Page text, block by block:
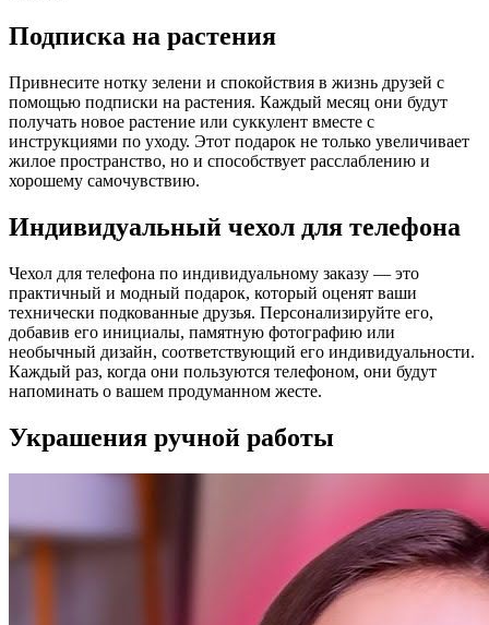
Подписка на растения
Привнесите нотку зелени и спокойствия в жизнь друзей с
помощью подписки на растения. Каждый месяц они будут
получать новое растение или суккулент вместе с
инструкциями по уходу. Этот подарок не только увеличивает
жилое пространство, но и способствует расслаблению и
хорошему самочувствию.
Индивидуальный чехол для телефона
Чехол для телефона по индивидуальному заказу — это
практичный и модный подарок, который оценят ваши
технически подкованные друзья. Персонализируйте его,
добавив его инициалы, памятную фотографию или
необычный дизайн, соответствующий его индивидуальности.
Каждый раз, когда они пользуются телефоном, они будут
напоминать о вашем продуманном жесте.
Украшения ручной работы